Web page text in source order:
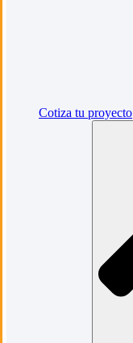
Cotiza tu proyecto